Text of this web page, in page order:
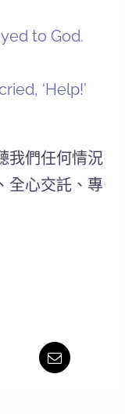
to God.
‘Help!’
我們任何情況
全心交託、專